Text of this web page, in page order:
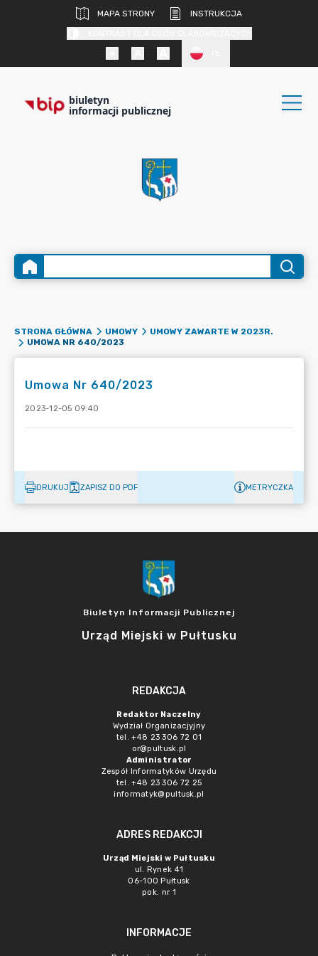
MAPA STRONY
INSTRUKCJA
biuletyn
informacji publicznej
STRONA GŁÓWNA UMOWY
UMOWY ZAWARTE W 2023R.
UMOWA NR 640/2023
Umowa Nr 640/2023
2023-12-05 09:40
DRUKUJ ZAPISZ DO PDF METRYCZKA
Biuletyn Informacji Publicznej
Urząd Miejski w Pułtusku
REDAKCJA
Redaktor Naczelny
Wydział Organizacjyjny
tel. +48 23 306 72 01
or@pultusk.pl
Administrator
Zespół Informatyków Urzędu
tel. +48 23 306 72 25
informatyk@pultusk.pl
ADRES REDAKCJI
Urząd Miejski w Pułtusku
ul. Rynek 41
06-100 Pułtusk
pok. nr 1
INFORMACJE